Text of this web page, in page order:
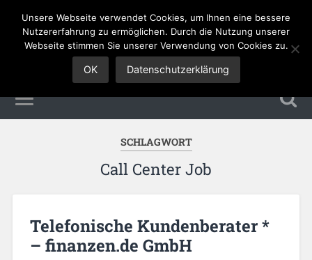
Sales Jobs
SCHLAGWORT
Call Center Job
Telefonische Kundenberater *
– finanzen.de GmbH
Unsere Webseite verwendet Cookies, um Ihnen eine bessere
Nutzererfahrung zu ermöglichen. Durch die Nutzung unserer
Webseite stimmen Sie unserer Verwendung von Cookies zu.
OK Datenschutzerklärung